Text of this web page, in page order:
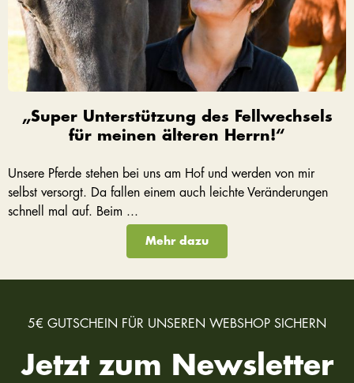
„Super Unterstützung des Fellwechsels
für meinen älteren Herrn!“
Unsere Pferde stehen bei uns am Hof und werden von mir
selbst versorgt. Da fallen einem auch leichte Veränderungen
schnell mal auf. Beim ...
Mehr dazu
5€ GUTSCHEIN FÜR UNSEREN WEBSHOP SICHERN
Jetzt zum Newsletter